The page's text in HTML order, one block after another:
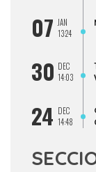
07 JAN
13:24
30 DEC
14:03
24 DEC
14:48